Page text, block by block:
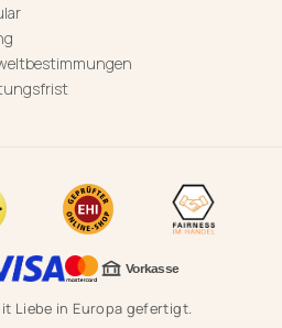
Liebe in Europa gefertigt.